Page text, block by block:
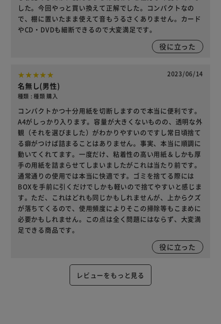
した。今回やっと買い換えて正解でした。コンパクトなの
で、棚に置いたまま使えて音もうるさくありません。カード
やCD・DVDも細断できるので大変満足です。
役に立った
2023/06/14
名無し(男性)
種類 : 種類 購入
コンパクトかつ十分用紙を切断しますので本当に便利です。
A4がしっかり入ります。容量が大きくないものの、透明な外
観（それを選びました）がわかりやすいのですし常日頃捨て
る癖がつけば詰まることはありません。事実、本当に順調に
動いてくれてます。一度だけ、粘着性の高い用紙＆しかも厚
手の用紙を詰まらせてしまいましたがこれは当たり前です。
通常通りの使用では本当に快適です。ゴミを捨てる際には
BOXを手前に引くだけでしかも軽いので捨てやすいと感じま
す。ただ、これはどれも同じかもしれませんが、上からクズ
が落ちてくるので、使用頻度によりそこの掃除等もこまめに
必要かもしれません。この点は全く問題にはならず、大変満
足できる商品です。
役に立った
レビューをもっと見る